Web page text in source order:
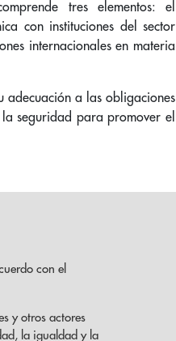
tres elementos: el
con instituciones del sector
internacionales en materia
adecuación a las obligaciones
seguridad para promover el
con el
y otros actores
la igualdad y la